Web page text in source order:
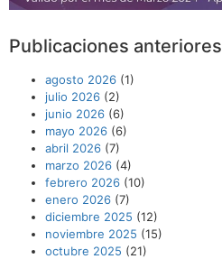
Publicaciones anteriores
agosto 2026 (1)
julio 2026 (2)
junio 2026 (6)
mayo 2026 (6)
abril 2026 (7)
marzo 2026 (4)
febrero 2026 (10)
enero 2026 (7)
diciembre 2025 (12)
noviembre 2025 (15)
octubre 2025 (21)